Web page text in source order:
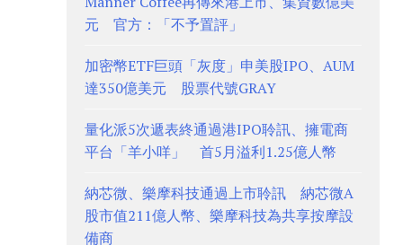
元 官方：「不予置評」
加密幣ETF巨頭「灰度」申美股IPO、AUM
達350億美元 股票代號GRAY
量化派5次遞表終通過港IPO聆訊、擁電商
平台「羊小咩」 首5月溢利1.25億人幣
納芯微、樂摩科技通過上市聆訊 納芯微A
股市值211億人幣、樂摩科技為共享按摩設
備商